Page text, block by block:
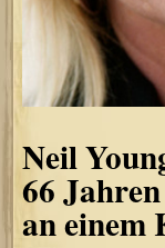
Neil
66 Jahren
an einem